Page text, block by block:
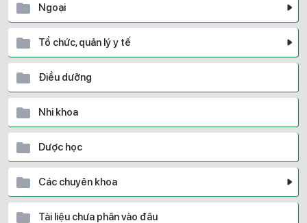
Ngoại
Tổ chức, quản lý y tế
Điều dưỡng
Nhi khoa
Dược học
Các chuyên khoa
Tài liệu chưa phân vào đâu